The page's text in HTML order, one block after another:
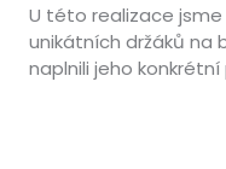
U této realizace jsme
unikátních držáků na
naplnili jeho